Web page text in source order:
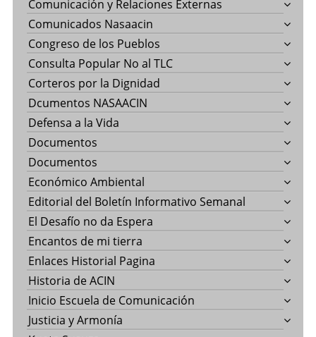
Comunicación y Relaciones Externas
Comunicados Nasaacin
Congreso de los Pueblos
Consulta Popular No al TLC
Corteros por la Dignidad
Dcumentos NASAACIN
Defensa a la Vida
Documentos
Documentos
Económico Ambiental
Editorial del Boletín Informativo Semanal
El Desafío no da Espera
Encantos de mi tierra
Enlaces Historial Pagina
Historia de ACIN
Inicio Escuela de Comunicación
Justicia y Armonía